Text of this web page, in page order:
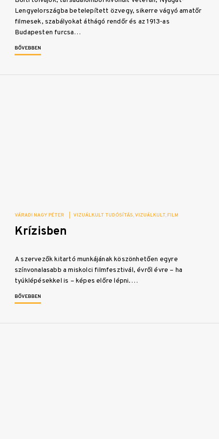
Lengyelországba betelepített özvegy, sikerre vágyó amatőr
filmesek, szabályokat áthágó rendőr és az 1913-as
Budapesten furcsa…
BŐVEBBEN
VÁRADI NAGY PÉTER VIZUÁLKULT TUDÓSÍTÁS VIZUÁLKULT FILM
Krízisben
A szervezők kitartó munkájának köszönhetően egyre
színvonalasabb a miskolci filmfesztivál, évről évre – ha
tyúklépésekkel is – képes előre lépni.…
BŐVEBBEN